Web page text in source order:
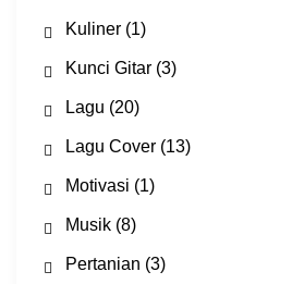
Kuliner(1)
Kunci Gitar(3)
Lagu (20)
Lagu Cover(13)
Motivasi (1)
Musik(8)
Pertanian (3)